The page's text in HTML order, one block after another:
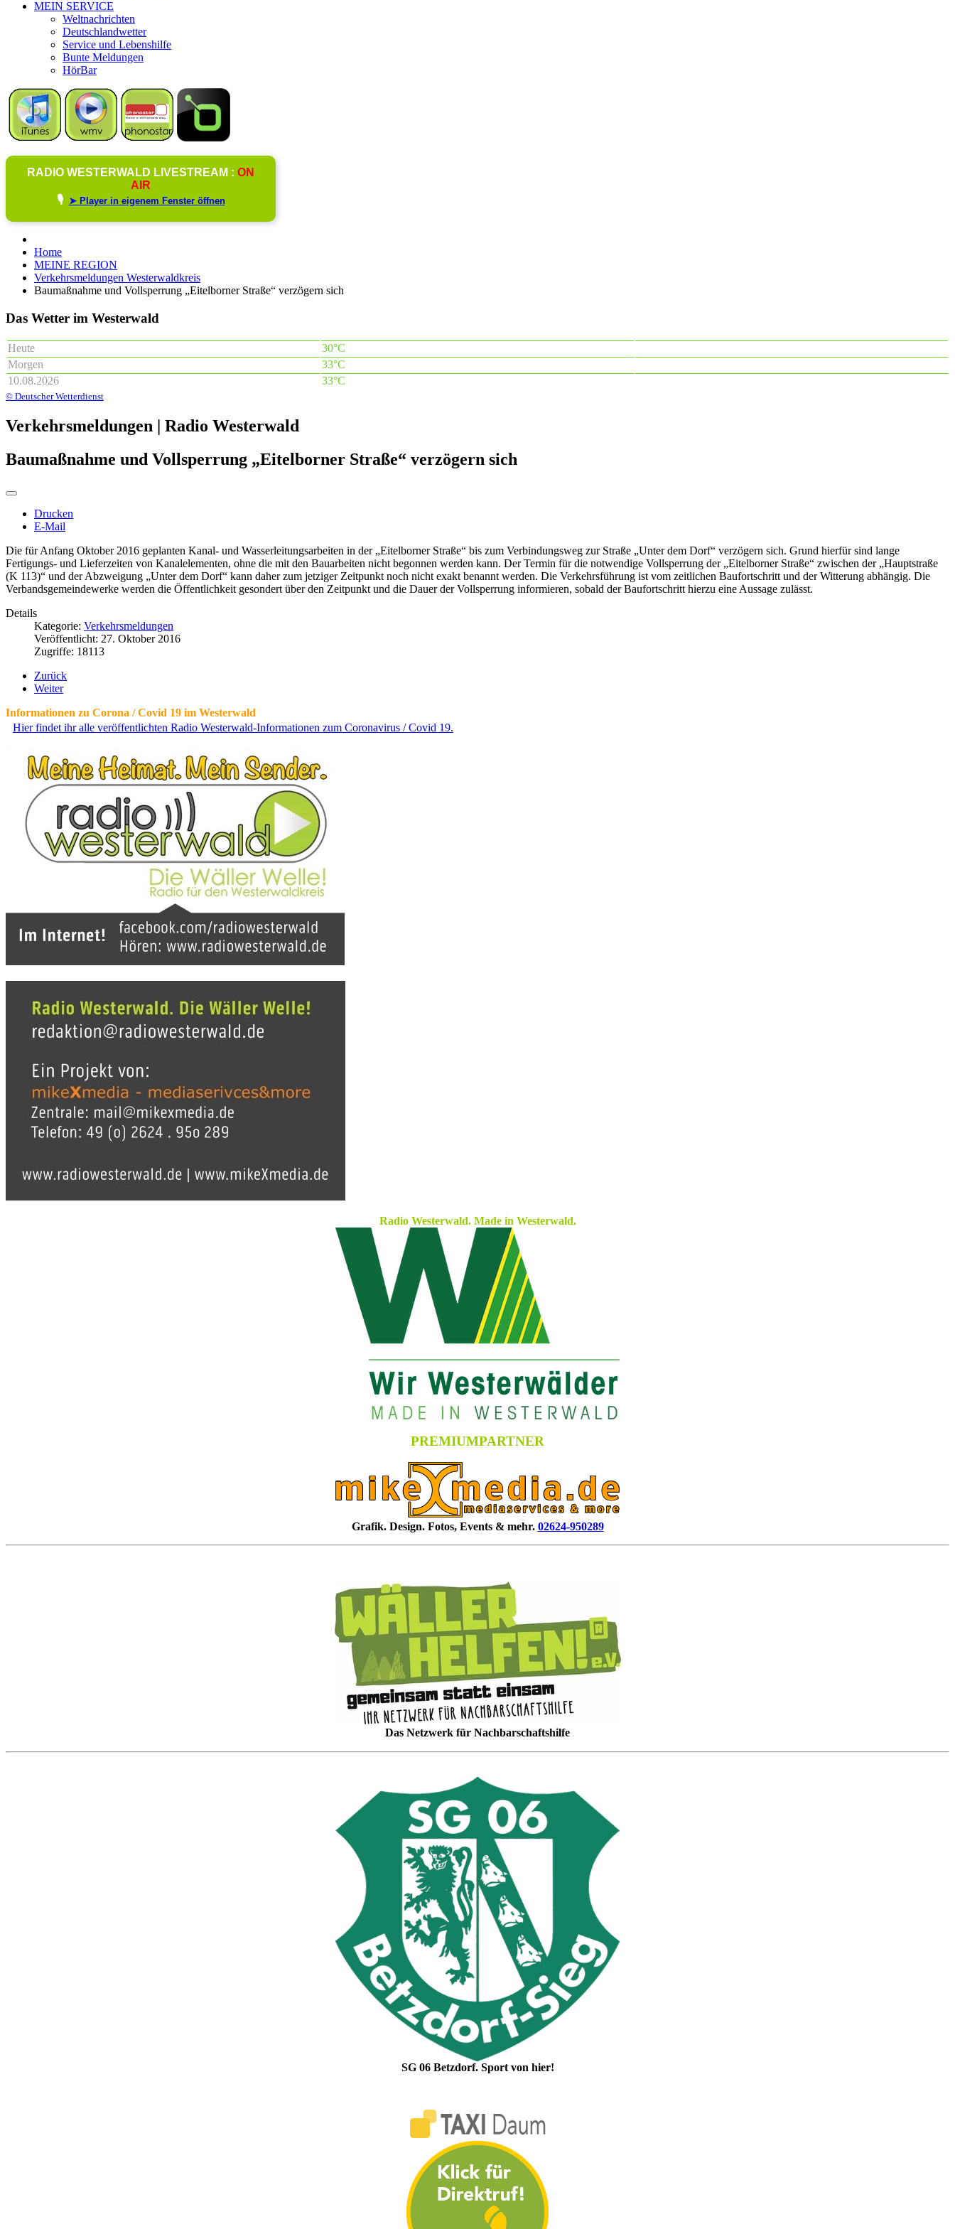
MEIN SERVICE
Weltnachrichten
Deutschlandwetter
Service und Lebenshilfe
Bunte Meldungen
HörBar
RADIO WESTERWALD LIVESTREAM : ON
AIR
🎙️ ➤ Player in eigenem Fenster öffnen
Home
MEINE REGION
Verkehrsmeldungen Westerwaldkreis
Baumaßnahme und Vollsperrung „Eitelborner Straße“ verzögern sich
Das Wetter im Westerwald
Heute
30°C
Morgen
33°C
10.08.2026
33°C
© Deutscher Wetterdienst
Verkehrsmeldungen | Radio Westerwald
Baumaßnahme und Vollsperrung „Eitelborner Straße“ verzögern sich
Drucken
E-Mail
Die für Anfang Oktober 2016 geplanten Kanal- und Wasserleitungsarbeiten in der „Eitelborner Straße“ bis zum Verbindungsweg zur Straße „Unter dem Dorf“ verzögern sich. Grund hierfür sind lange
Fertigungs- und Lieferzeiten von Kanalelementen, ohne die mit den Bauarbeiten nicht begonnen werden kann. Der Termin für die notwendige Vollsperrung der „Eitelborner Straße“ zwischen der „Hauptstraße
(K 113)“ und der Abzweigung „Unter dem Dorf“ kann daher zum jetziger Zeitpunkt noch nicht exakt benannt werden. Die Verkehrsführung ist vom zeitlichen Baufortschritt und der Witterung abhängig. Die
Verbandsgemeindewerke werden die Öffentlichkeit gesondert über den Zeitpunkt und die Dauer der Vollsperrung informieren, sobald der Baufortschritt hierzu eine Aussage zulässt.
Details
Kategorie: Verkehrsmeldungen
Veröffentlicht: 27. Oktober 2016
Zugriffe: 18113
Zurück
Weiter
Informationen zu Corona / Covid 19 im Westerwald
Hier findet ihr alle veröffentlichten Radio Westerwald-Informationen zum Coronavirus / Covid 19.
Radio Westerwald. Made in Westerwald.
PREMIUMPARTNER
Grafik. Design. Fotos, Events & mehr. 02624-950289
Das Netzwerk für Nachbarschaftshilfe
SG 06 Betzdorf. Sport von hier!